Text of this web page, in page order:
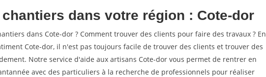
dans votre région : Cote-dor
dans Cote-dor ? Comment trouver des clients pour faire des travaux ? En
Cote-dor, il n'est pas toujours facile de trouver des clients et trouver des
Notre service d'aide aux artisans Cote-dor vous permet de rentrer en
avec des particuliers à la recherche de professionnels pour réaliser